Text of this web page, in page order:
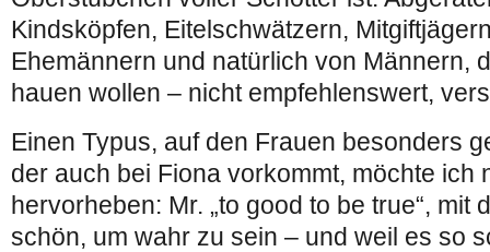
Kindsköpfen, Eitelschwätzern,
Ehemännern und natürlich von Männern,
hauen wollen – nicht empfehlenswert,
Einen Typus, auf den Frauen besonders
der auch bei Fiona vorkommt, möchte ich
hervorheben: Mr. „to good to be true“, mit
schön, um wahr zu sein – und weil es so